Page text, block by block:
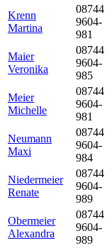
Krenn
Martina
08744
9604-
981
Maier
Veronika
08744
9604-
985
Meier
Michelle
08744
9604-
981
Neumann
Maxi
08744
9604-
984
Niedermeier
Renate
08744
9604-
989
Obermeier
Alexandra
08744
9604-
989